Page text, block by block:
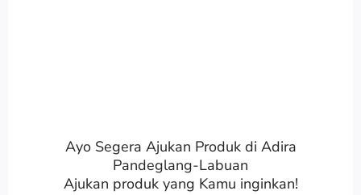
Ayo Segera Ajukan Produk di Adira
Pandeglang-Labuan
Ajukan produk yang Kamu inginkan!